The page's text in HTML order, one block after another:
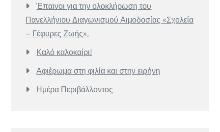
Έπαινοι για την ολοκλήρωση του
Πανελλήνιου Διαγωνισμού Αιμοδοσίας «Σχολεία
– Γέφυρες Ζωής»,
Καλό καλοκαίρι!
Αφιέρωμα στη φιλία και στην ειρήνη
Ημέρα Περιβάλλοντος